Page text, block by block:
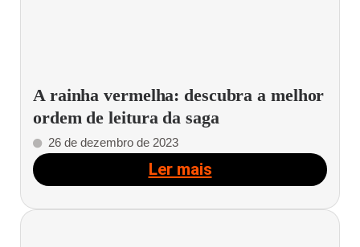
A rainha vermelha: descubra a melhor
ordem de leitura da saga
26 de dezembro de 2023
Ler mais